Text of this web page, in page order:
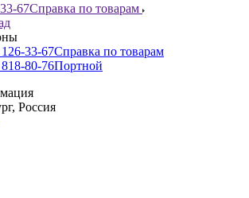
67Справка по товарам
33-67Справка по товарам
80-76Портной
Россия